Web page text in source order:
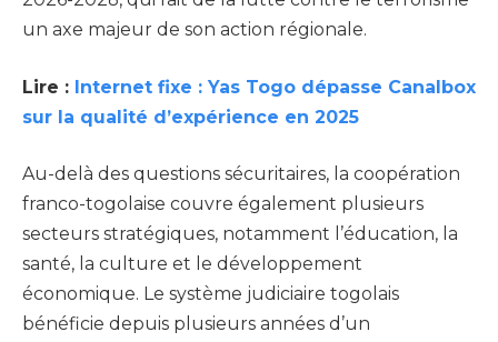
un axe majeur de son action régionale.
Lire : Internet fixe : Yas Togo dépasse Canalbox
sur la qualité d’expérience en 2025
Au-delà des questions sécuritaires, la coopération
franco-togolaise couvre également plusieurs
secteurs stratégiques, notamment l’éducation, la
santé, la culture et le développement
économique. Le système judiciaire togolais
bénéficie depuis plusieurs années d’un